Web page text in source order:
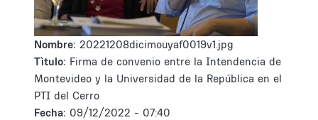
Nombre: 20221208dicimouyaf0019v1.jpg
Tìtulo: Firma de convenio entre la Intendencia de
Montevideo y la Universidad de la República en el
PTI del Cerro
Fecha: 09/12/2022 - 07:40